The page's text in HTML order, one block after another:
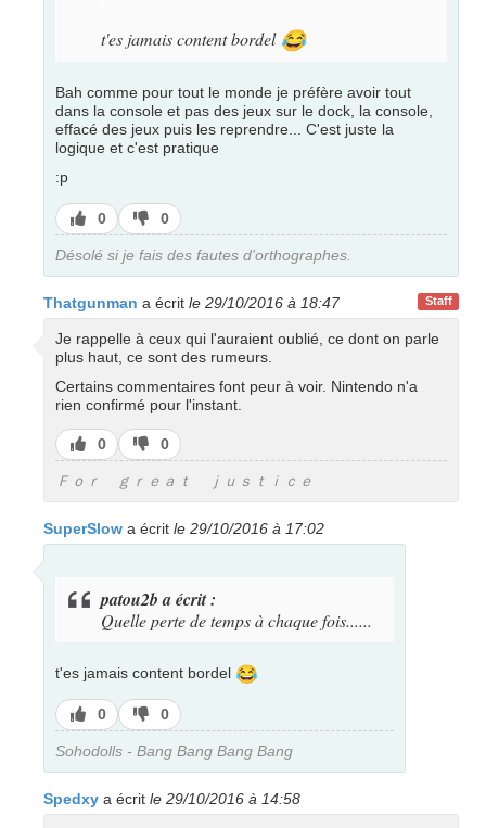
t'es jamais content bordel😂
Bah comme pour tout le monde je préfère avoir tout
dans la console et pas des jeux sur le dock, la console,
effacé des jeux puis les reprendre... C'est juste la
logique et c'est pratique
:p
J’aime
0
J’aime
pas
0
Désolé si je fais des fautes d'orthographes.
Staff
Thatgunman a écrit le 29/10/2016 à 18:47
Je rappelle à ceux qui l'auraient oublié, ce dont on parle
plus haut, ce sont des rumeurs.
Certains commentaires font peur à voir. Nintendo n'a
rien confirmé pour l'instant.
J’aime
0
J’aime
pas
0
Ｆｏｒ ｇｒｅａｔ ｊｕｓｔｉｃｅ
SuperSlow a écrit le 29/10/2016 à 17:02
patou2b a écrit :
Quelle perte de temps à chaque fois......
t'es jamais content bordel 😂
J’aime
0
J’aime
pas
0
Sohodolls - Bang Bang Bang Bang
Spedxy a écrit le 29/10/2016 à 14:58